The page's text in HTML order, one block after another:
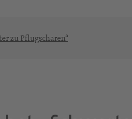
zu Pflugscharen“